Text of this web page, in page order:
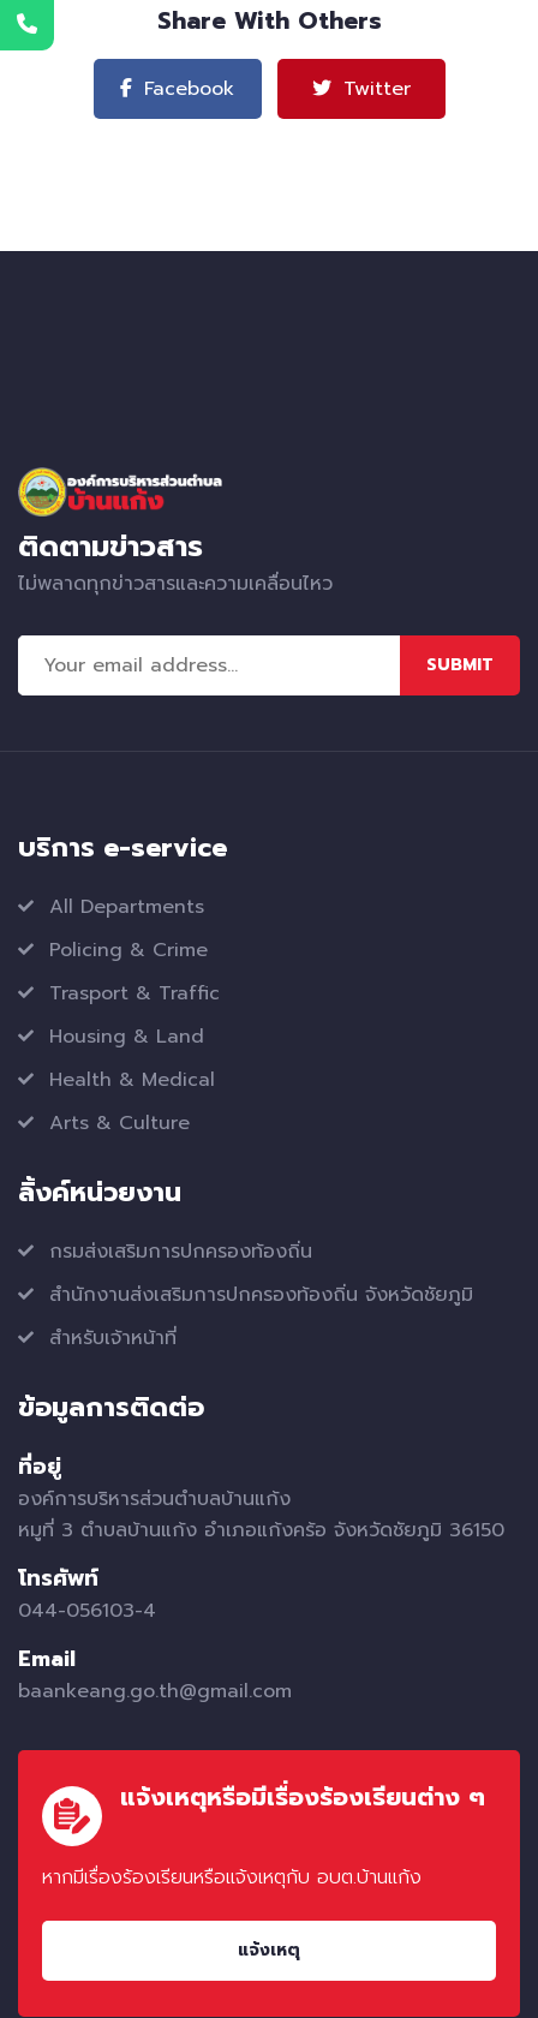
Share With Others
Facebook Twitter
ติดตามข่าวสาร
ไม่พลาดทุกข่าวสารและความเคลื่อนไหว
SUBMIT
บริการ e-service
All Departments
Policing & Crime
Trasport & Traffic
Housing & Land
Health & Medical
Arts & Culture
ลิ้งค์หน่วยงาน
กรมส่งเสริมการปกครองท้องถิ่น
สำนักงานส่งเสริมการปกครองท้องถิ่น จังหวัดชัยภูมิ
สำหรับเจ้าหน้าที่
ข้อมูลการติดต่อ
ที่อยู่
องค์การบริหารส่วนตำบลบ้านแก้ง
หมูที่ 3 ตำบลบ้านแก้ง อำเภอแก้งคร้อ จังหวัดชัยภูมิ 36150
โทรศัพท์
044-056103-4
Email
baankeang.go.th@gmail.com
แจ้งเหตุหรือมีเรื่องร้องเรียนต่าง ๆ
หากมีเรื่องร้องเรียนหรือแจ้งเหตุกับ อบต.บ้านแก้ง
แจ้งเหตุ